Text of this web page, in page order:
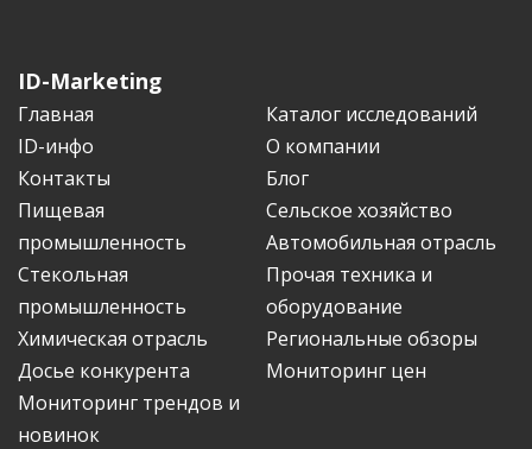
ID-Marketing
Главная
Каталог исследований
ID-инфо
О компании
Контакты
Блог
Пищевая
промышленность
Сельское хозяйство
Автомобильная отрасль
Стекольная
промышленность
Прочая техника и
оборудование
Химическая отрасль
Региональные обзоры
Досье конкурента
Мониторинг цен
Мониторинг трендов и
новинок